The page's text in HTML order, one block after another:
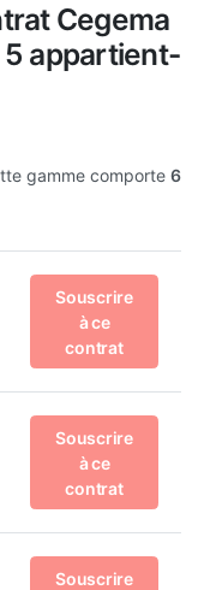
Cegema
5 appartient-
gamme comporte 6
Souscrire
à ce
contrat
Souscrire
à ce
contrat
Souscrire